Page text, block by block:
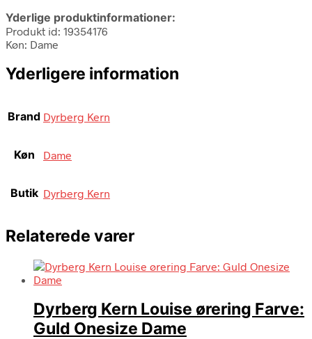
Yderlige produktinformationer:
Produkt id: 19354176
Køn: Dame
Yderligere information
Brand Dyrberg Kern
Køn Dame
Butik Dyrberg Kern
Relaterede varer
Dyrberg Kern Louise ørering Farve:
Guld Onesize Dame